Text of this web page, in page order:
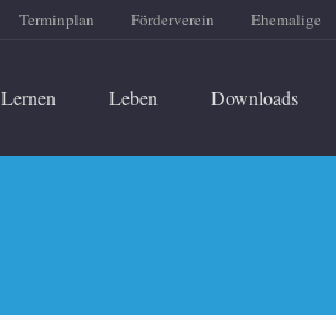
Terminplan Förderverein Ehemalige
Lernen Leben Downloads